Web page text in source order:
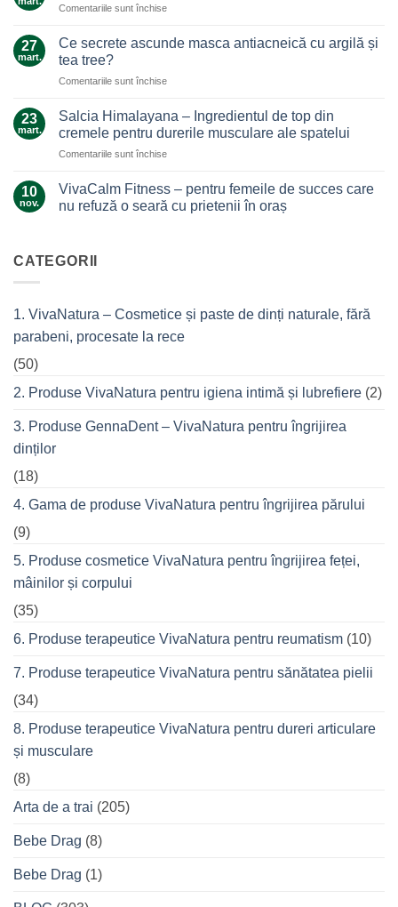
Un
de
nu
lasă
la…
Comentariile sunt închisepentru
galben-
ne
durerile
27
mart.
Ce secrete ascunde masca antiacneică cu argilă și
tea tree?
Comentariile sunt închisepentru
secrete
ascunde
masca
antiacneică
argilă
23
mart.
Salcia Himalayana – Ingredientul de top din
cremele pentru durerile musculare ale spatelui
Comentariile sunt închisepentru
Himalayana
Ingredientul
musculare
ale
10
nov.
VivaCalm Fitness – pentru femeile de succes care
nu refuză o seară cu prietenii în oraș
VivaCalm
Fitness
de
care
seară
cu
în
oraș
CATEGORII
1. VivaNatura – Cosmetice și paste de dinți naturale, fără
parabeni, procesate la rece
(50)
2. Produse VivaNatura pentru igiena intimă și lubrefiere (2)
3. Produse GennaDent – VivaNatura pentru îngrijirea
dinților
(18)
4. Gama de produse VivaNatura pentru îngrijirea părului
(9)
5. Produse cosmetice VivaNatura pentru îngrijirea feței,
mâinilor și corpului
(35)
6. Produse terapeutice VivaNatura pentru reumatism (10)
7. Produse terapeutice VivaNatura pentru sănătatea pielii
(34)
8. Produse terapeutice VivaNatura pentru dureri articulare
și musculare
(8)
Arta de a trai (205)
Bebe Drag (8)
Bebe Drag (1)